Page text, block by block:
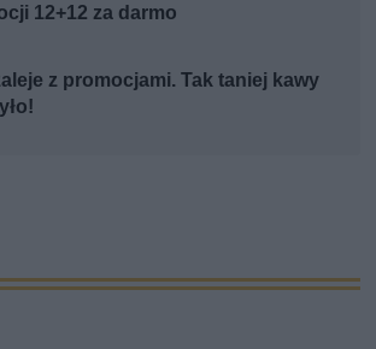
12+12 za darmo
z promocjami. Tak taniej kawy